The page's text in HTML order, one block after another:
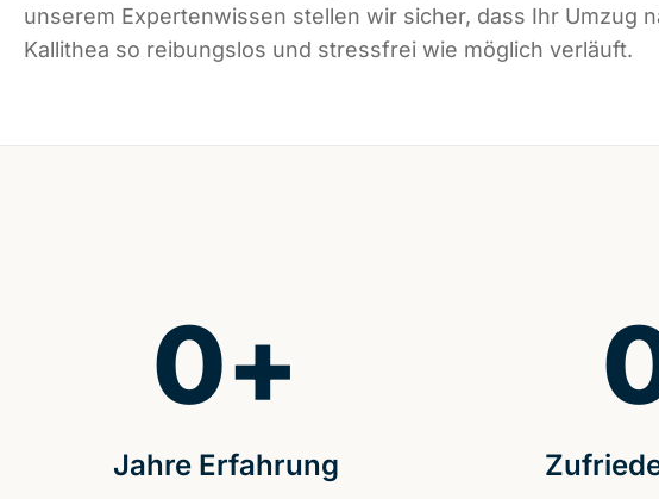
unserem Expertenwissen stellen wir sicher, dass Ihr Umzug
Kallithea so reibungslos und stressfrei wie möglich verläuft.
Jahre Erfahrung
0+